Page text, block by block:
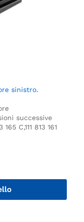
sinistro.
successive
165 C,111 813 161